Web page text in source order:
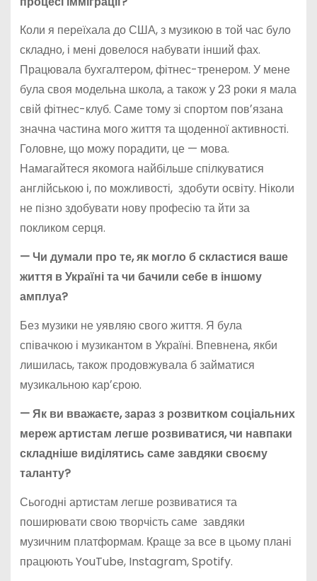
Коли я переїхала до США, з музикою в той час було
складно, і мені довелося набувати інший фах.
Працювала бухгалтером, фітнес-тренером. У мене
була своя модельна школа, а також у 23 роки я мала
свій фітнес-клуб. Саме тому зі спортом повʼязана
значна частина мого життя та щоденної активності.
Головне, що можу порадити, це — мова.
Намагайтеся якомога найбільше спілкуватися
англійською і, по можливості, здобути освіту. Ніколи
не пізно здобувати нову професію та йти за
покликом серця.
— Чи думали про те, як могло б скластися ваше
життя в Україні та чи бачили себе в іншому
амплуа?
Без музики не уявляю свого життя. Я була
співачкою і музикантом в Україні. Впевнена, якби
лишилась, також продовжувала б займатися
музикальною карʼєрою.
—Як ви вважаєте, зараз з розвитком соціальних
мереж артистам легше розвиватися, чи навпаки
складніше виділятись саме завдяки своєму
таланту?
Сьогодні артистам легше розвиватися та
поширювати свою творчість саме завдяки
музичним платформам. Краще за все в цьому плані
працюють YouTube, Instagram, Spotify.